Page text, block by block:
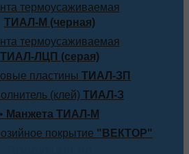
термоусаживаемая
ТИАЛ-М (черная)
термоусаживаемая
ТИАЛ-ЛЦП (серая)
пластины ТИАЛ-ЗП
(клей) ТИАЛ-З
• Манжета ТИАЛ-М
покрытие "ВЕКТОР"